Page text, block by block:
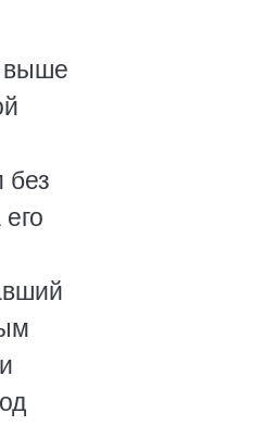
выше
без